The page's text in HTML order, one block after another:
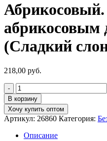
абрикосовым
(Cладкий
218,00 руб.
Количество
товара
Абрикосовый.
Пряник
с
абрикосовым
В корзину
Хочу купить оптом
Артикул: 26860 Категория:
Описание